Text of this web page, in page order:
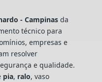
- Campinasda
técnico para
empresas e
resolver
e qualidade.
pia, ralo, vaso